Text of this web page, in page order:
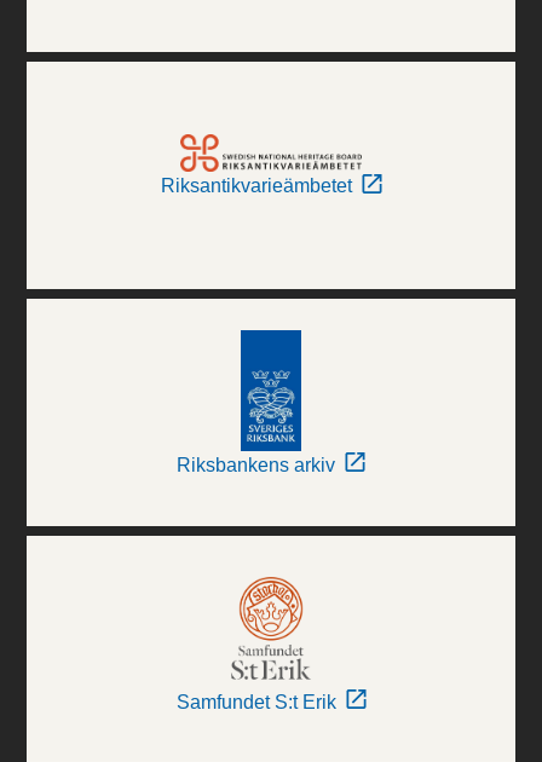
Riksantikvarieämbetet
Riksbankens arkiv
Samfundet S:t Erik